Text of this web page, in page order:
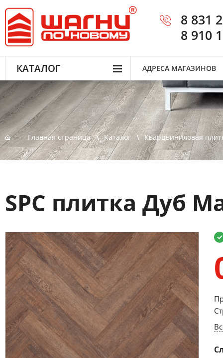
8 831
8 910
КАТАЛОГ АДРЕСА МАГАЗИНОВ
Главная страница Каталог Кварцвиниловая
SPC плитка Дуб